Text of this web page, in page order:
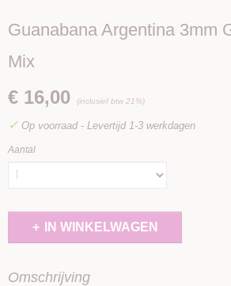
Guanabana Argentina 3mm
Mix
€ 16,00 (inclusief btw 21%)
✓ Op voorraad - Levertijd 1-3 werkdagen
Aantal
IN WINKELWAGEN
Omschrijving